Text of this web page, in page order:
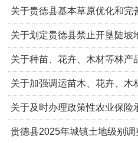
旱行政责任人的公示
关于贵德县基本草原优化和完
关于划定贵德县禁止开垦陡坡
关于种苗、花卉、木材等林产
作的通知
关于加强调运苗木、花卉、木
疫工作的通告
关于及时办理政策性农业保险
宜告知书
贵德县2025年城镇土地级别